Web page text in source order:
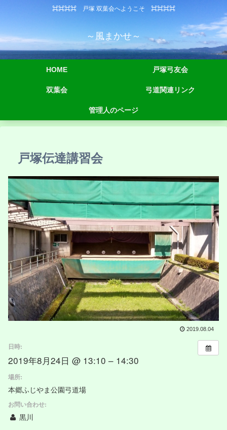
⌘⌘⌘⌘ 戸塚 双葉会へようこそ ⌘⌘⌘⌘
～風まかせ～
HOME 戸塚弓友会
双葉会 弓道関連リンク
管理人のページ
戸塚伝達講習会
2019.08.04
日時:
2019年8月24日 @ 13:10 – 14:30
場所:
本郷ふじやま公園弓道場
お問い合わせ:
黒川